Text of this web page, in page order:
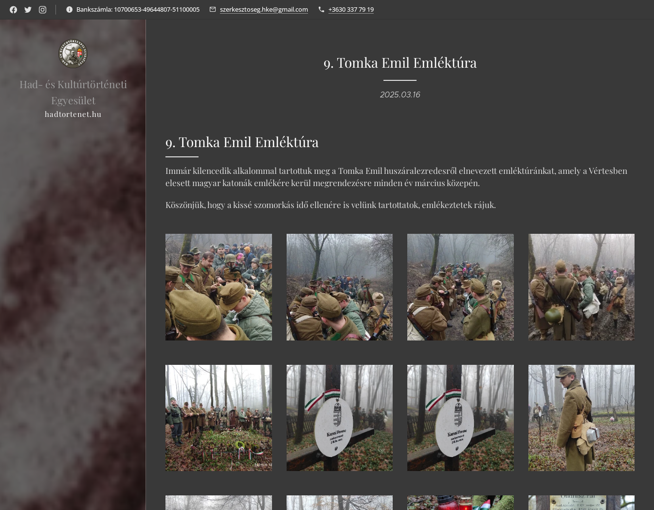
Bankszámla: 10700653-49644807-51100005 szerkesztoseg.hke@gmail.com +3630 337 79 19
Had- és Kultúrtörténeti
Egyesület
hadtortenet.hu
9. Tomka Emil Emléktúra
2025.03.16
9. Tomka Emil Emléktúra
Immár kilencedik alkalommal tartottuk meg a Tomka Emil huszáralezredesről elnevezett emléktúránkat, amely a Vértesben
elesett magyar katonák emlékére kerül megrendezésre minden év március közepén.
Köszönjük, hogy a kissé szomorkás idő ellenére is velünk tartottatok, emlékeztetek rájuk.